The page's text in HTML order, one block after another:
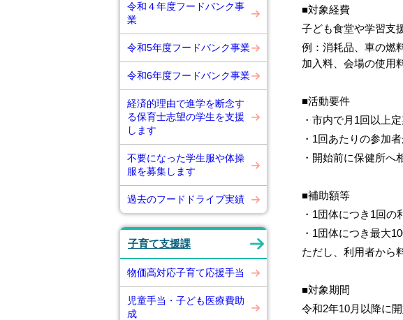
令和４年度フードバンク事
業
令和5年度フードバンク事業
令和6年度フードバンク事業
経済的理由で進学を断念す
る保育士志望の学生を支援
します
不要になった学生服や体操
服を募集します
過去のフードドライブ実績
子育て支援課
物価高対応子育て応援手当
児童手当・子ども医療費助
成
■対象経費
子ども食堂や学習支
例：消耗品、車の燃
加入料、会場の使用
■活動要件
・市内で月1回以上
・1回あたりの参加
・開始前に保健所
■補助額等
・1団体につき1回の
・1団体につき最大
ただし、利用者から
■対象期間
令和2年10月以降に